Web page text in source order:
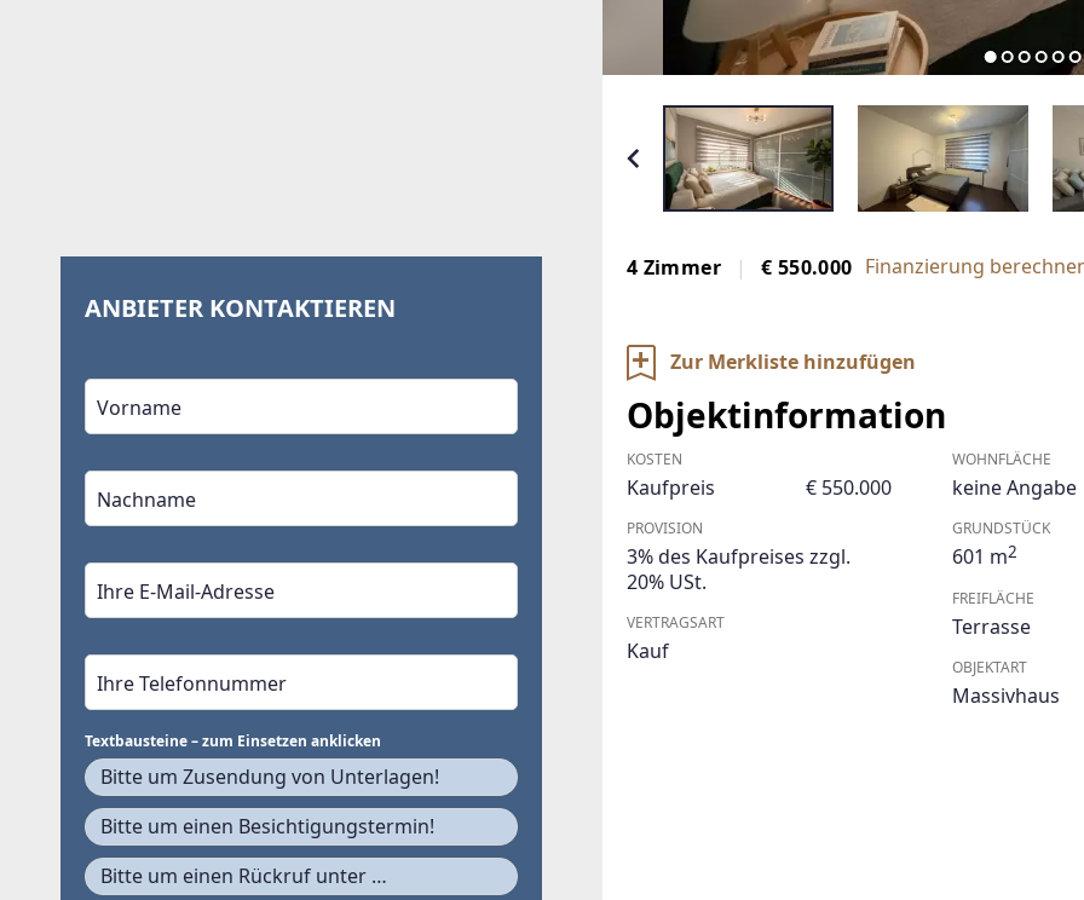
4 Zimmer € 550.000 Finanzierung
Zur Merkliste hinzufügen
Objektinformation
KOSTEN
Kaufpreis € 550.000
PROVISION
3% des Kaufpreises zzgl.
20% USt.
VERTRAGSART
Kauf
WOHNFLÄCHE
keine Angabe
GRUNDSTÜCK
601 m2
FREIFLÄCHE
Terrasse
OBJEKTART
Massivhaus
ANBIETER KONTAKTIEREN
Textbausteine – zum Einsetzen anklicken
Bitte um Zusendung von Unterlagen!
Bitte um einen Besichtigungstermin!
Bitte um einen Rückruf unter …